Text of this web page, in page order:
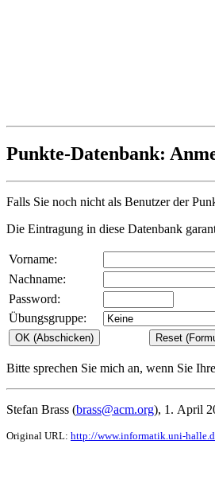
Punkte-Datenbank:
Falls Sie noch nicht als Benutzer der
Die Eintragung in diese Datenbank
Vorname:
Nachname:
Password:
Übungsgruppe:
Bitte sprechen Sie mich an, wenn Sie
Stefan Brass (brass@acm.org), 1. April
Original URL: http://www.informatik.uni-